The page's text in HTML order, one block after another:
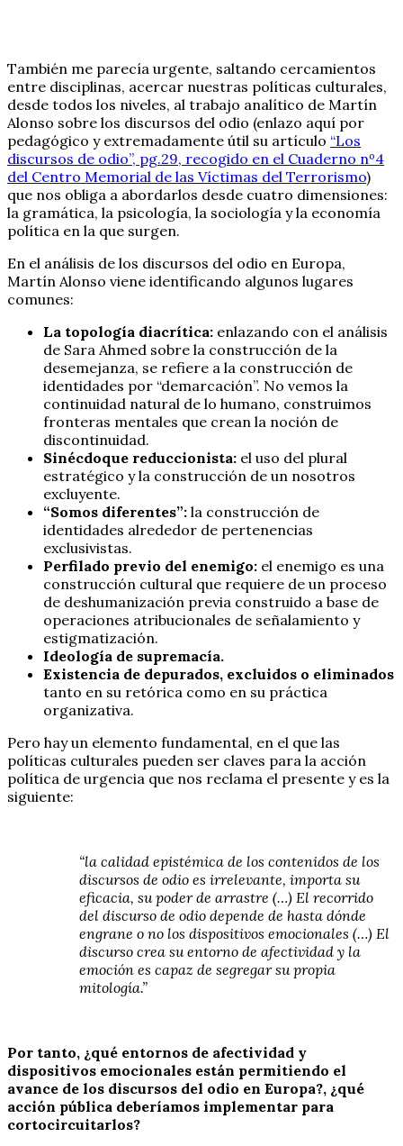
También me parecía urgente, saltando cercamientos
entre disciplinas, acercar nuestras políticas culturales,
desde todos los niveles, al trabajo analítico de Martín
Alonso sobre los discursos del odio (enlazo aquí por
pedagógico y extremadamente útil su artículo “Los
discursos de odio”, pg.29, recogido en el Cuaderno nº4
del Centro Memorial de las Víctimas del Terrorismo)
que nos obliga a abordarlos desde cuatro dimensiones:
la gramática, la psicología, la sociología y la economía
política en la que surgen.
En el análisis de los discursos del odio en Europa,
Martín Alonso viene identificando algunos lugares
comunes:
La topología diacrítica: enlazando con el análisis
de Sara Ahmed sobre la construcción de la
desemejanza, se refiere a la construcción de
identidades por “demarcación”. No vemos la
continuidad natural de lo humano, construimos
fronteras mentales que crean la noción de
discontinuidad.
Sinécdoque reduccionista: el uso del plural
estratégico y la construcción de un nosotros
excluyente.
“Somos diferentes”: la construcción de
identidades alrededor de pertenencias
exclusivistas.
Perfilado previo del enemigo: el enemigo es una
construcción cultural que requiere de un proceso
de deshumanización previa construido a base de
operaciones atribucionales de señalamiento y
estigmatización.
Ideología de supremacía.
Existencia de depurados, excluidos o eliminados
tanto en su retórica como en su práctica
organizativa.
Pero hay un elemento fundamental, en el que las
políticas culturales pueden ser claves para la acción
política de urgencia que nos reclama el presente y es la
siguiente:
“la calidad epistémica de los contenidos de los
discursos de odio es irrelevante, importa su
eficacia, su poder de arrastre (…) El recorrido
del discurso de odio depende de hasta dónde
engrane o no los dispositivos emocionales (…) El
discurso crea su entorno de afectividad y la
emoción es capaz de segregar su propia
mitología.”
Por tanto, ¿qué entornos de afectividad y
dispositivos emocionales están permitiendo el
avance de los discursos del odio en Europa?, ¿qué
acción pública deberíamos implementar para
cortocircuitarlos?